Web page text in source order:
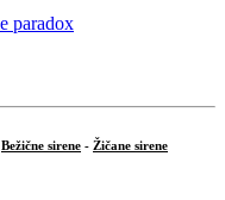
Bežične sirene - Žičane sirene